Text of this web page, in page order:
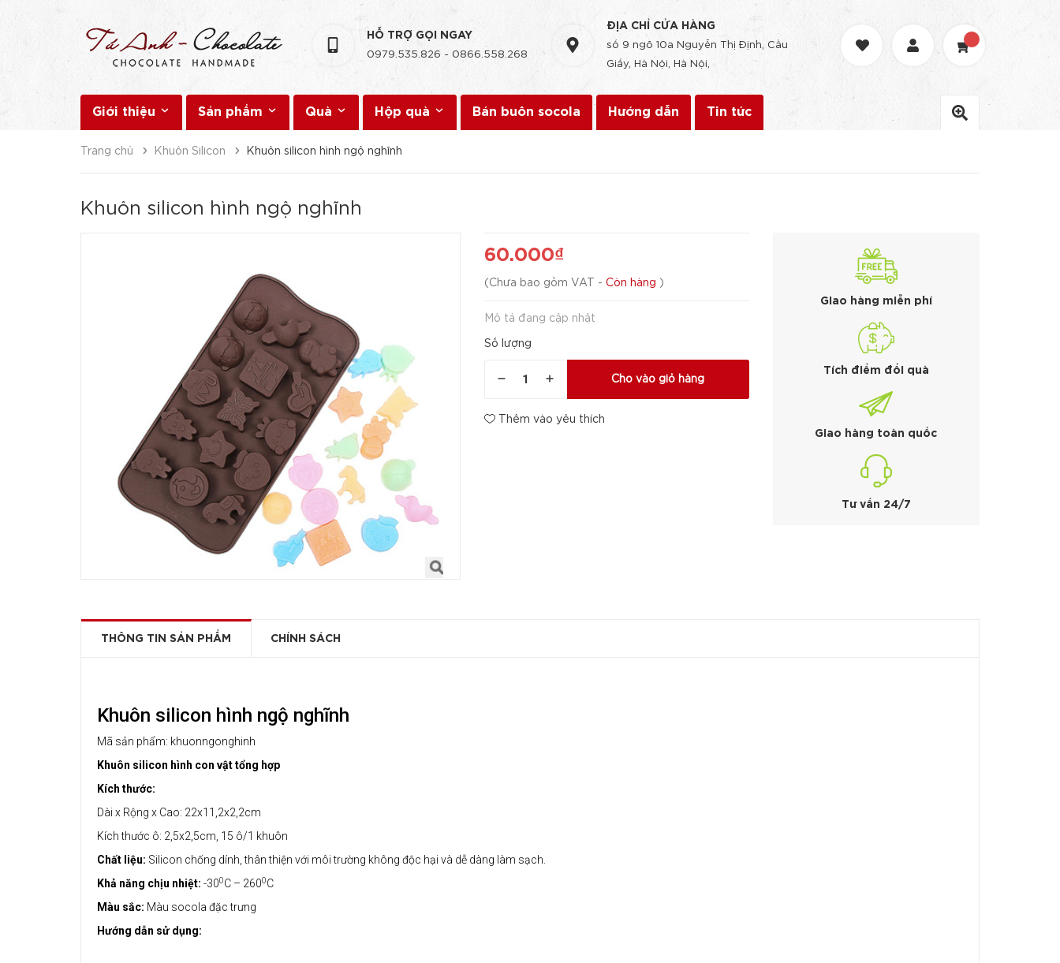
HỖ TRỢ GỌI NGAY
0979.535.826 - 0866.558.268
ĐỊA CHỈ CỬA HÀNG
số 9 ngõ 10a Nguyễn Thị Định, Cầu
Giấy, Hà Nội, Hà Nội,
Giới thiệu Sản phẩm Quà Hộp quà Bán buôn socola Hướng dẫn Tin tức
Trang chủ Khuôn Silicon Khuôn silicon hình ngộ nghĩnh
Khuôn silicon hình ngộ nghĩnh
60.000₫
( Chưa bao gồm VAT - Còn hàng )
Mô tả đang cập nhật
Số lượng
Cho vào giỏ hàng
Thêm vào yêu thích
Giao hàng miễn phí
Tích điểm đổi quà
Giao hàng toàn quốc
Tư vấn 24/7
THÔNG TIN SẢN PHẨM CHÍNH SÁCH
Khuôn silicon hình ngộ nghĩnh
Mã sản phẩm: khuonngonghinh
Khuôn silicon hình con vật tổng hợp
Kích thước:
Dài x Rộng x Cao: 22x11,2x2,2cm
Kích thước ô: 2,5x2,5cm, 15 ô/1 khuôn
Chất liệu: Silicon chống dính, thân thiện với môi trường không độc hại và dễ dàng làm sạch.
Khả năng chịu nhiệt: -300C – 2600C
Màu sắc: Màu socola đặc trưng
Hướng dẫn sử dụng: